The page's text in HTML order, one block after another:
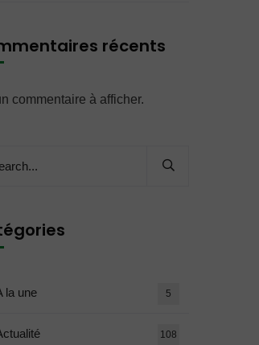
récents
commentaire à afficher.
la une 5
108